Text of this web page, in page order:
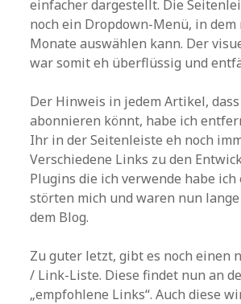
einfacher dargestellt. Die
noch ein Dropdown-Menü, in dem
Monate auswählen kann. Der
war somit eh überflüssig und
Der Hinweis in jedem Artikel,
abonnieren könnt, habe ich
Ihr in der Seitenleiste eh noch
Verschiedene Links zu den
Plugins die ich verwende habe
störten mich und waren nun
dem Blog.
Zu guter letzt, gibt es noch einen
/ Link-Liste. Diese findet nun an
„empfohlene Links“. Auch diese